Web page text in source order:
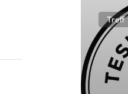
Treff